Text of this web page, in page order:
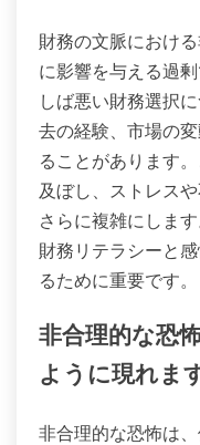
財務の文脈におけ
に影響を与える過
しば悪い財務選択
去の経験、市場の
ることがあります
及ぼし、ストレス
さらに複雑にしま
財務リテラシーと
るために重要です。
非合理的な恐
ように現れま
非合理的な恐怖は